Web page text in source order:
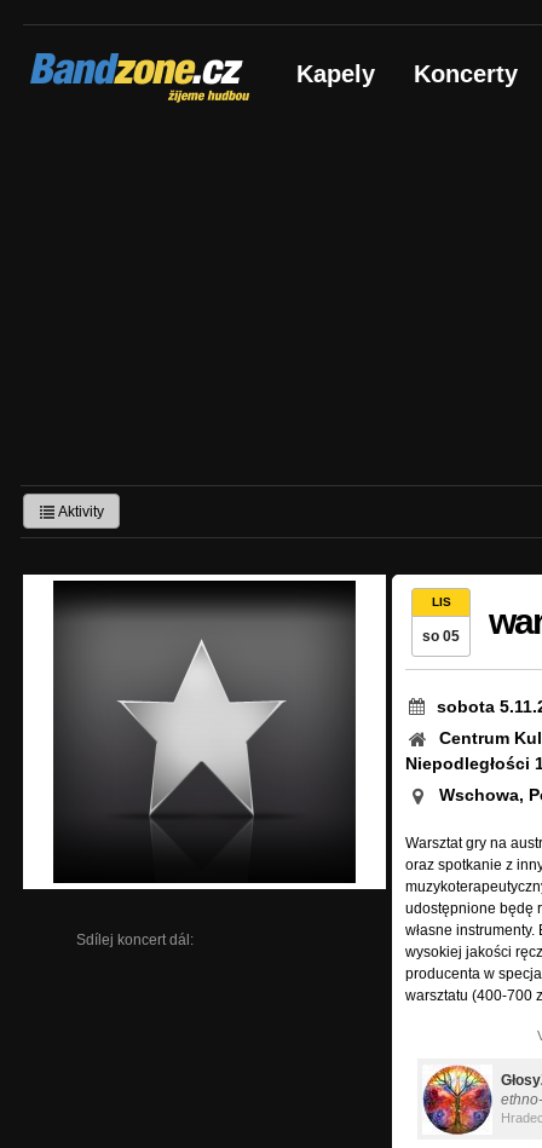
Bandzone.cz
žijeme hudbou Kapely Koncerty
Aktivity
Sdílej koncert dál:
LIS
so 05
sobota
Centrum
Niepodległości
Wschowa,
Warsztat gry na
oraz spotkanie z
udostępnione będę
własne
wysokiej jakości
producenta w
warsztatu (400-700